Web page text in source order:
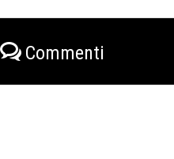
Commenti